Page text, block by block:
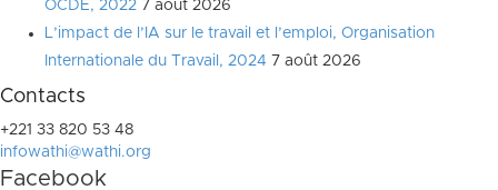
OCDE, 2022 7 août 2026
L’impact de l’IA sur le travail et l’emploi, Organisation
Internationale du Travail, 2024 7 août 2026
Contacts
+221 33 820 53 48
infowathi@wathi.org
Facebook